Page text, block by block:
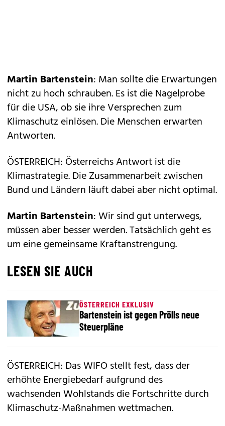
Martin Bartenstein: Man sollte die Erwartungen
nicht zu hoch schrauben. Es ist die Nagelprobe
für die USA, ob sie ihre Versprechen zum
Klimaschutz einlösen. Die Menschen erwarten
Antworten.
ÖSTERREICH: Österreichs Antwort ist die
Klimastrategie. Die Zusammenarbeit zwischen
Bund und Ländern läuft dabei aber nicht optimal.
Martin Bartenstein: Wir sind gut unterwegs,
müssen aber besser werden. Tatsächlich geht es
um eine gemeinsame Kraftanstrengung.
LESEN SIE AUCH
ÖSTERREICH EXKLUSIV
Bartenstein ist gegen Prölls neue
Steuerpläne
ÖSTERREICH: Das WIFO stellt fest, dass der
erhöhte Energiebedarf aufgrund des
wachsenden Wohlstands die Fortschritte durch
Klimaschutz-Maßnahmen wettmachen.